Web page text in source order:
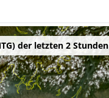
der letzten 2 Stunden